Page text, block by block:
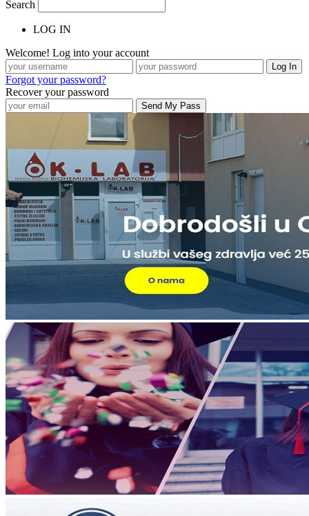
Search
LOG IN
Welcome! Log into your account
Forgot your password?
Recover your password